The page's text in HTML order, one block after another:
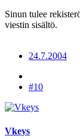
Sinun tulee
viestin sisältö.
24.7.2004
#10
Vkeys